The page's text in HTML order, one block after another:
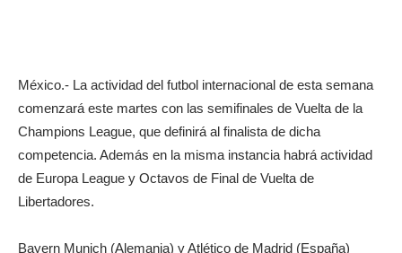
México.- La actividad del futbol internacional de esta semana
comenzará este martes con las semifinales de Vuelta de la
Champions League, que definirá al finalista de dicha
competencia. Además en la misma instancia habrá actividad
de Europa League y Octavos de Final de Vuelta de
Libertadores.
Bayern Munich (Alemania) y Atlético de Madrid (España)